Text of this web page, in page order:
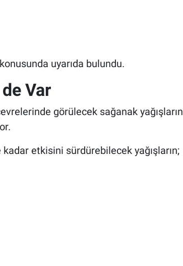
uyarıda bulundu.
Var
görülecek sağanak yağışların
etkisini sürdürebilecek yağışların;